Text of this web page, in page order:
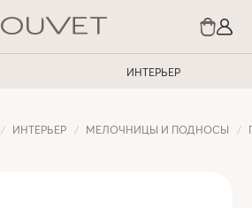
ИНТЕРЬЕР
ИНТЕРЬЕР МЕЛОЧНИЦЫ И ПОДНОСЫ